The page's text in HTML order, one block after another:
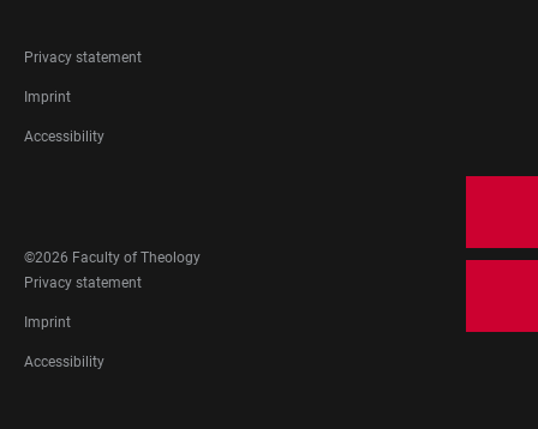
FOOTER
LEGAL
Privacy statement
Imprint
Accessibility
MEDIA
©2026 Faculty of Theology
FOOTER
LEGAL
Privacy statement
Imprint
Accessibility